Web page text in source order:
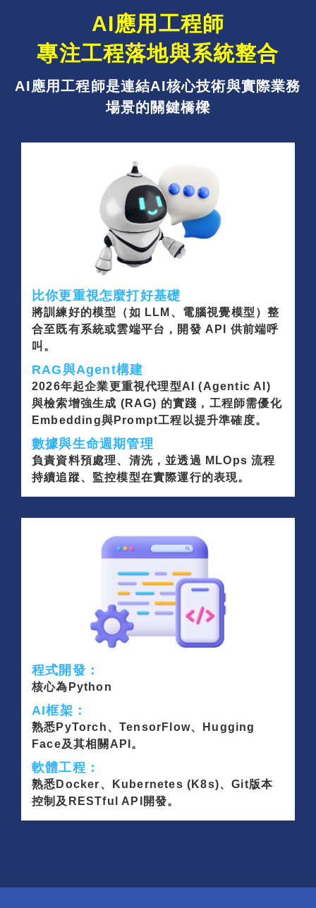
AI應用工程師
專注工程落地與系統整合
AI應用工程師是連結AI核心技術與實際業務
場景的關鍵橋樑
比你更重視怎麼打好基礎
將訓練好的模型（如 LLM、電腦視覺模型）整
合至既有系統或雲端平台，開發 API 供前端呼
叫。
RAG與Agent構建
2026年起企業更重視代理型AI (Agentic AI)
與檢索增強生成 (RAG) 的實踐，工程師需優化
Embedding與Prompt工程以提升準確度。
數據與生命週期管理
負責資料預處理、清洗，並透過 MLOps 流程
持續追蹤、監控模型在實際運行的表現。
程式開發：
核心為Python
AI框架：
熟悉PyTorch、TensorFlow、Hugging
Face及其相關API。
軟體工程：
熟悉Docker、Kubernetes (K8s)、Git版本
控制及RESTful API開發。